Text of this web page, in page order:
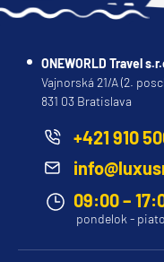
ONEWORLD Travel
Vajnorská 21/A (2.
831 03 Bratislava
+421 910
09:00 –
pondelok -